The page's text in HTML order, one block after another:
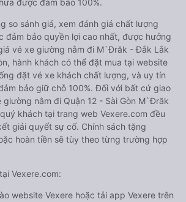
được đảm bảo 100%.
so sánh giá, xem đánh giá chất lượng
đảm bảo quyền lợi cao nhất, được hưởng
vé xe giường nằm đi M`Đrăk - Đắk Lắk
hành khách có thể đặt mua tại website
đặt vé xe khách chất lượng, và uy tín
bảo giữ chỗ 100%. Đối với bất cứ giao
nằm đi Quận 12 - Sài Gòn M`Đrăk
khách tại trang web Vexere.com đều
giải quyết sự cố. Chính sách tặng
hoàn tiền sẽ tùy theo từng trường hợp
Vexere.com:
website Vexere hoặc tải app Vexere trên